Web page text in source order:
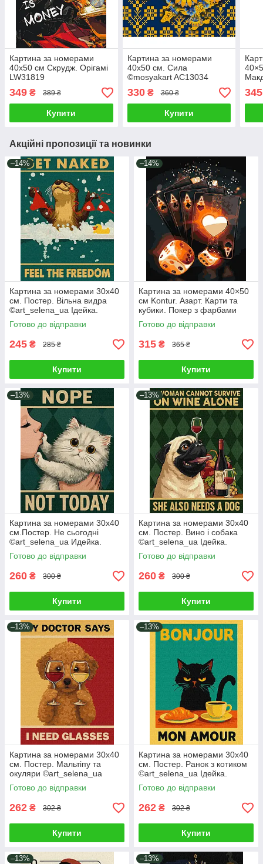
Картина за номерами
40х50 см Скрудж. Орігамі
LW31819
349 ₴ 389 ₴
Купити
Картина за номерами
40х50 см. Сила
©mosyakart AC13034
330₴ 360 ₴
Купити
345
Акційні пропозиції та новинки
–14%
Картина за номерами 30х40
см. Постер. Вільна видра
©art_selena_ua Ідейка.
KHO6801
Готово до відправки
245 ₴ 285 ₴
Купити
–14%
Картина за номерами 40×50
см Kontur. Азарт. Карти та
кубики. Покер з фарбами
металік DS0666
Готово до відправки
315 ₴ 365 ₴
Купити
–13%
Картина за номерами 30х40
см.Постер. Не сьогодні
©art_selena_ua Идейка.
KHO6802
Готово до відправки
260 ₴ 300 ₴
Купити
–13%
Картина за номерами 30х40
см. Постер. Вино і собака
©art_selena_ua Ідейка.
KHO6809
Готово до відправки
260 ₴ 300 ₴
Купити
–13%
Картина за номерами 30х40
см. Постер. Мальтіпу та
окуляри ©art_selena_ua
Ідейка. KHO6803
Готово до відправки
262 ₴ 302 ₴
Купити
–13%
Картина за номерами 30х40
см. Постер. Ранок з котиком
©art_selena_ua Ідейка.
KHO6787
Готово до відправки
262 ₴ 302 ₴
Купити
–13% –13%